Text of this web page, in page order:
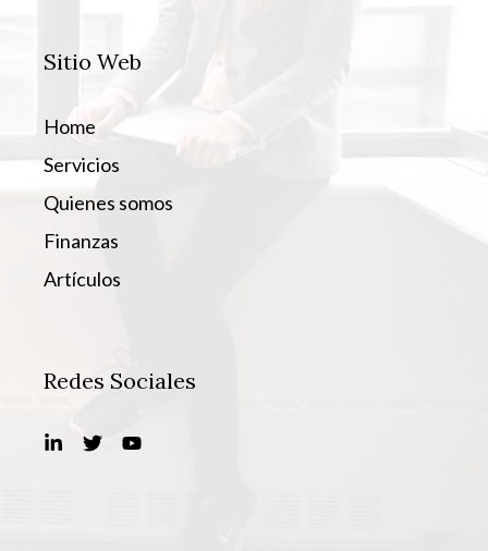
Sitio Web
Home
Servicios
Quienes somos
Finanzas
Artículos
Redes Sociales